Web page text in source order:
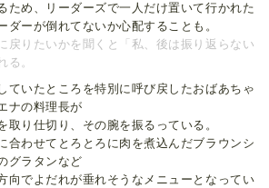
ため、リーダーズで一人だけ置いて行かれた
ダーが倒れてないか心配することも。
戻りたいかを聞くと「私、後は振り返らない
る。
ていたところを特別に呼び戻したおばあちゃ
ナの料理長が
取り仕切り、その腕を振るっている。
合わせてとろとろに肉を煮込んだブラウンシ
グラタンなど
向でよだれが垂れそうなメニューとなってい